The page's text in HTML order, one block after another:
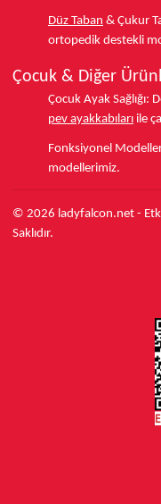
Düz Taban & Çukur
ortopedik destekli
Çocuk & Diğer
Çocuk Ayak Sağlığı:
pev ayakkabıları ile
Fonksiyonel
modellerimiz.
© 2026 ladyfalcon.net -
Saklıdır.